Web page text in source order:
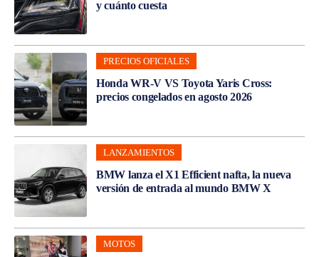
y cuánto cuesta
PRECIOS OFICIALES
Honda WR-V VS Toyota Yaris Cross:
precios congelados en agosto 2026
LANZAMIENTOS
BMW lanza el X1 Efficient nafta, la nueva
versión de entrada al mundo BMW X
MOTOS